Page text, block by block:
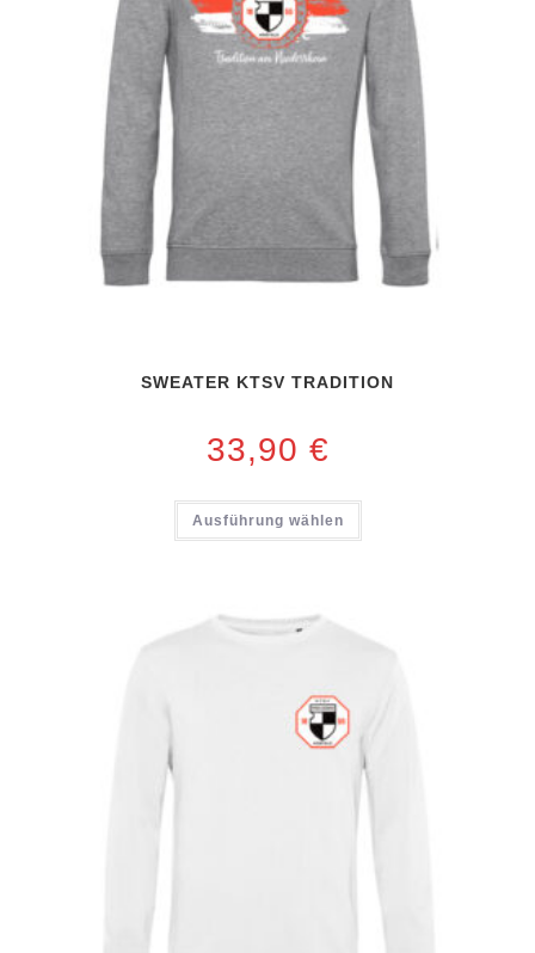
SWEATER KTSV TRADITION
33,90 €
Ausführung wählen